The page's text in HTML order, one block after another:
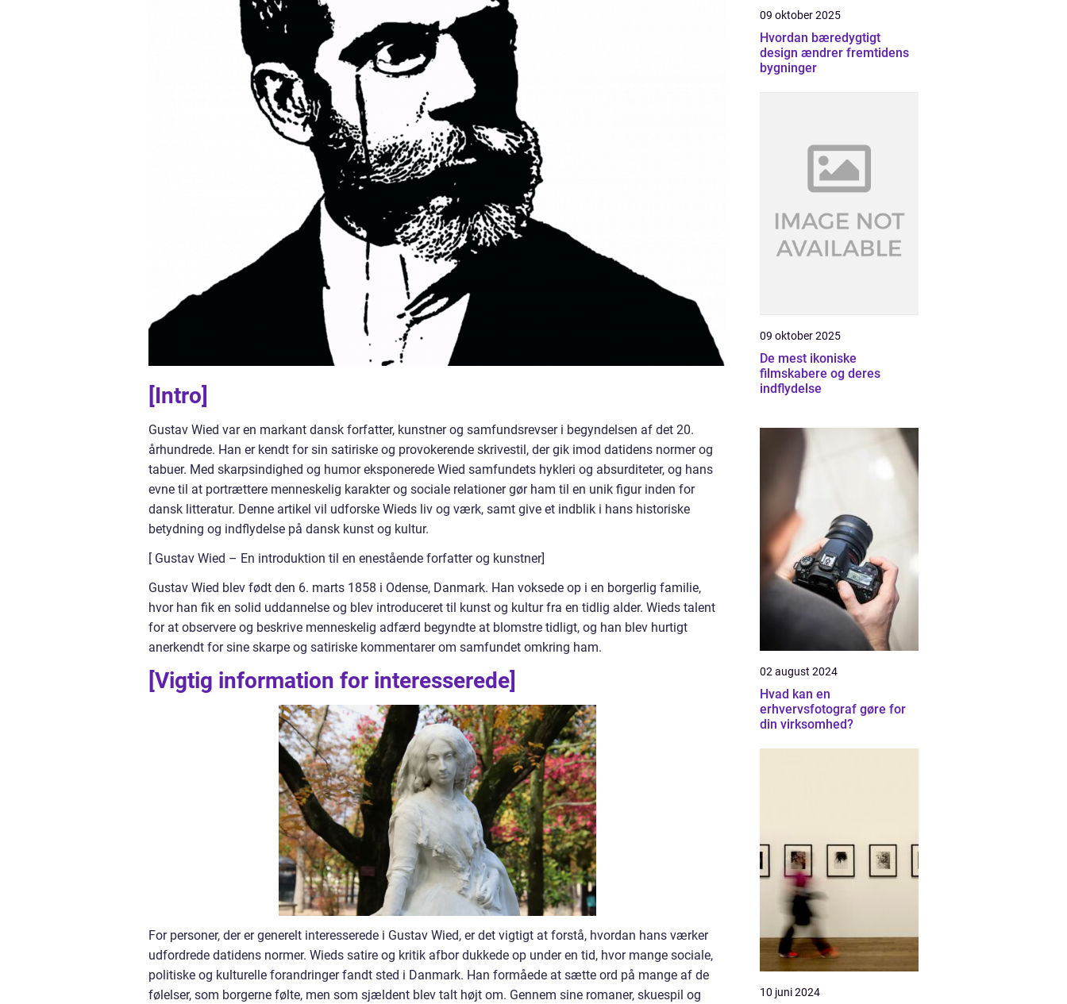
[Intro]
Gustav Wied var en markant dansk forfatter, kunstner og samfundsrevser i begyndelsen af det 20.
århundrede. Han er kendt for sin satiriske og provokerende skrivestil, der gik imod datidens normer og
tabuer. Med skarpsindighed og humor eksponerede Wied samfundets hykleri og absurditeter, og hans
evne til at portrættere menneskelig karakter og sociale relationer gør ham til en unik figur inden for
dansk litteratur. Denne artikel vil udforske Wieds liv og værk, samt give et indblik i hans historiske
betydning og indflydelse på dansk kunst og kultur.
[ Gustav Wied – En introduktion til en enestående forfatter og kunstner]
Gustav Wied blev født den 6. marts 1858 i Odense, Danmark. Han voksede op i en borgerlig familie,
hvor han fik en solid uddannelse og blev introduceret til kunst og kultur fra en tidlig alder. Wieds talent
for at observere og beskrive menneskelig adfærd begyndte at blomstre tidligt, og han blev hurtigt
anerkendt for sine skarpe og satiriske kommentarer om samfundet omkring ham.
[Vigtig information for interesserede]
For personer, der er generelt interesserede i Gustav Wied, er det vigtigt at forstå, hvordan hans værker
udfordrede datidens normer. Wieds satire og kritik afbor dukkede op under en tid, hvor mange sociale,
politiske og kulturelle forandringer fandt sted i Danmark. Han formåede at sætte ord på mange af de
følelser, som borgerne følte, men som sjældent blev talt højt om. Gennem sine romaner, skuespil og
09 oktober 2025
Hvordan bæredygtigt
design ændrer fremtidens
bygninger
09 oktober 2025
De mest ikoniske
filmskabere og deres
indflydelse
02 august 2024
Hvad kan en
erhvervsfotograf gøre for
din virksomhed?
10 juni 2024